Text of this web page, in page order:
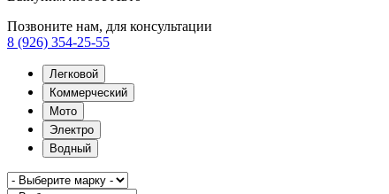
Позвоните нам, для консультации
8 (926) 354-25-55
Легковой
Коммерческий
Мото
Электро
Водный